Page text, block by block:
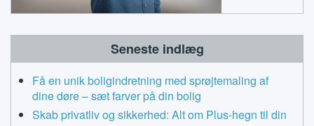
Seneste indlæg
Få en unik boligindretning med sprøjtemaling af
dine døre – sæt farver på din bolig
Skab privatliv og sikkerhed: Alt om Plus-hegn til din